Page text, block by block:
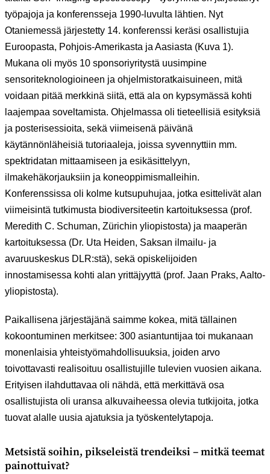
työpajoja ja konferensseja 1990-luvulta lähtien. Nyt
Otaniemessä järjestetty 14. konferenssi keräsi osallistujia
Euroopasta, Pohjois-Amerikasta ja Aasiasta (Kuva 1).
Mukana oli myös 10 sponsoriyritystä uusimpine
sensoriteknologioineen ja ohjelmistoratkaisuineen, mitä
voidaan pitää merkkinä siitä, että ala on kypsymässä kohti
laajempaa soveltamista. Ohjelmassa oli tieteellisiä esityksiä
ja posterisessioita, sekä viimeisenä päivänä
käytännönläheisiä tutoriaaleja, joissa syvennyttiin mm.
spektridatan mittaamiseen ja esikäsittelyyn,
ilmakehäkorjauksiin ja koneoppimismalleihin.
Konferenssissa oli kolme kutsupuhujaa, jotka esittelivät alan
viimeisintä tutkimusta biodiversiteetin kartoituksessa (prof.
Meredith C. Schuman, Zürichin yliopistosta) ja maaperän
kartoituksessa (Dr. Uta Heiden, Saksan ilmailu- ja
avaruuskeskus DLR:stä), sekä opiskelijoiden
innostamisessa kohti alan yrittäjyyttä (prof. Jaan Praks, Aalto-
yliopistosta).
Paikallisena järjestäjänä saimme kokea, mitä tällainen
kokoontuminen merkitsee: 300 asiantuntijaa toi mukanaan
monenlaisia yhteistyömahdollisuuksia, joiden arvo
toivottavasti realisoituu osallistujille tulevien vuosien aikana.
Erityisen ilahduttavaa oli nähdä, että merkittävä osa
osallistujista oli uransa alkuvaiheessa olevia tutkijoita, jotka
tuovat alalle uusia ajatuksia ja työskentelytapoja.
Metsistä soihin, pikseleistä trendeiksi – mitkä teemat
painottuivat?